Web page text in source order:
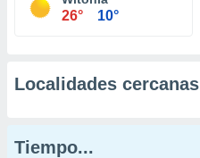
26° 10°
Localidades cercanas
Tiempo...